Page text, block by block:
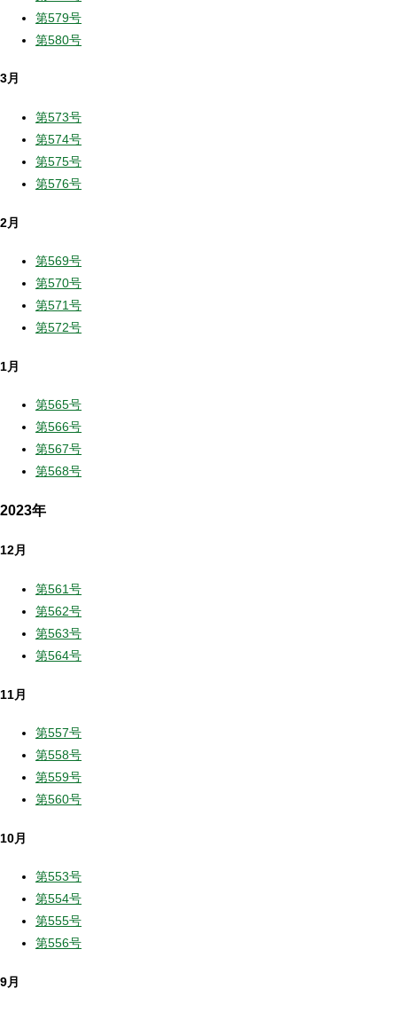
第579号
第580号
3月
第573号
第574号
第575号
第576号
2月
第569号
第570号
第571号
第572号
1月
第565号
第566号
第567号
第568号
2023年
12月
第561号
第562号
第563号
第564号
11月
第557号
第558号
第559号
第560号
10月
第553号
第554号
第555号
第556号
9月